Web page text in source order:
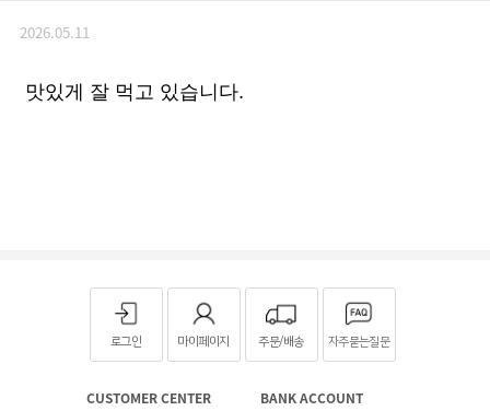
2026.05.11
맛있게 잘 먹고 있습니다.
로그인 마이페이지 주문/배송 자주묻는질문
CUSTOMER CENTER BANK ACCOUNT